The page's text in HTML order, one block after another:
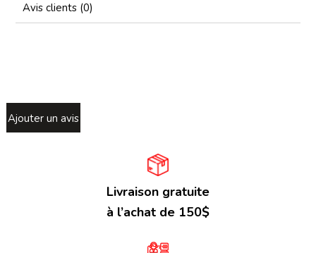
Avis clients (0)
Ajouter un avis
Livraison gratuite
à l’achat de 150$